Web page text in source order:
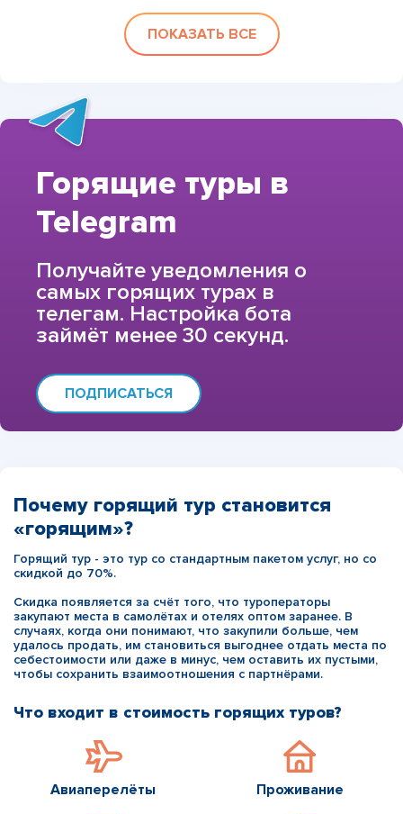
ПОКАЗАТЬ ВСЕ
Горящие туры в
Telegram
Получайте уведомления о
самых горящих турах в
телегам. Настройка бота
займёт менее 30 секунд.
ПОДПИСАТЬСЯ
Почему горящий тур становится
«горящим»?
Горящий тур - это тур со стандартным пакетом услуг, но со
скидкой до 70%.
Скидка появляется за счёт того, что туроператоры
закупают места в самолётах и отелях оптом заранее. В
случаях, когда они понимают, что закупили больше, чем
удалось продать, им становиться выгоднее отдать места по
себестоимости или даже в минус, чем оставить их пустыми,
чтобы сохранить взаимоотношения с партнёрами.
Что входит в стоимость горящих туров?
Авиаперелёты Проживание